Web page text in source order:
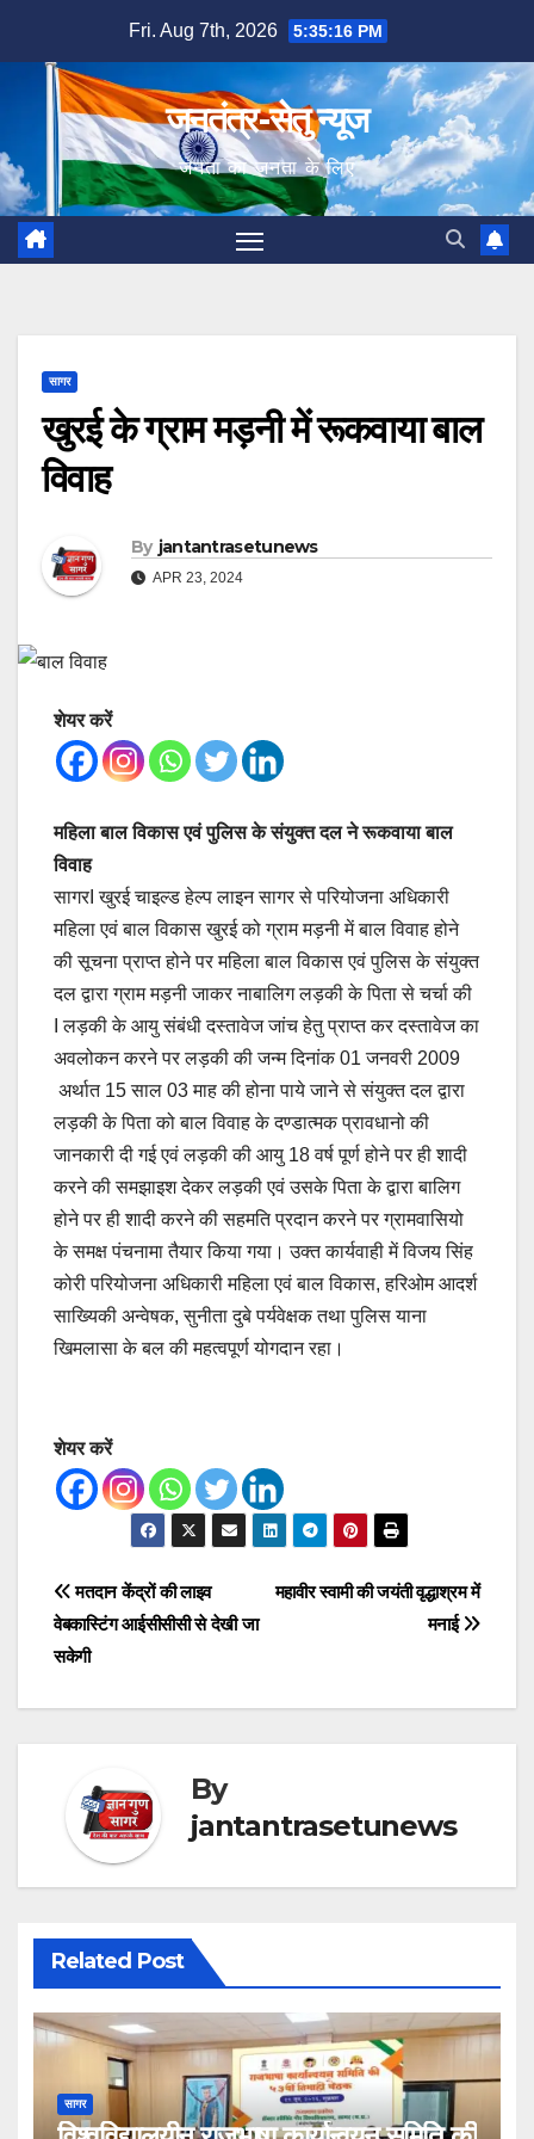
content
Fri. Aug 7th, 2026 5:35:17 PM
जनतंत्र-सेतु न्यूज
जनता का जनता के लिए
सागर
खुरई के ग्राम मड़नी में रूकवाया बाल
विवाह
By jantantrasetunews
APR 23, 2024
शेयर करें
महिला बाल विकास एवं पुलिस के संयुक्त दल ने रूकवाया बाल
विवाह
सागरI खुरई चाइल्ड हेल्प लाइन सागर से परियोजना अधिकारी
महिला एवं बाल विकास खुरई को ग्राम मड़नी में बाल विवाह होने
की सूचना प्राप्त होने पर महिला बाल विकास एवं पुलिस के संयुक्त
दल द्वारा ग्राम मड़नी जाकर नाबालिग लड़की के पिता से चर्चा की
I लड़की के आयु संबंधी दस्तावेज जांच हेतु प्राप्त कर दस्तावेज का
अवलोकन करने पर लड़की की जन्म दिनांक 01 जनवरी 2009
अर्थात 15 साल 03 माह की होना पाये जाने से संयुक्त दल द्वारा
लड़की के पिता को बाल विवाह के दण्डात्मक प्रावधानो की
जानकारी दी गई एवं लड़की की आयु 18 वर्ष पूर्ण होने पर ही शादी
करने की समझाइश देकर लड़की एवं उसके पिता के द्वारा बालिग
होने पर ही शादी करने की सहमति प्रदान करने पर ग्रामवासियो
के समक्ष पंचनामा तैयार किया गया। उक्त कार्यवाही में विजय सिंह
कोरी परियोजना अधिकारी महिला एवं बाल विकास, हरिओम आदर्श
साख्यिकी अन्वेषक, सुनीता दुबे पर्यवेक्षक तथा पुलिस याना
खिमलासा के बल की महत्वपूर्ण योगदान रहा।
शेयर करें
Post
navigation
महावीर स्वामी की जयंती वृद्धाश्रम में
मनाई
मतदान केंद्रों की लाइव
वेबकास्टिंग आईसीसीसी से देखी जा
सकेगी
By
jantantrasetunews
Related Post
सागर